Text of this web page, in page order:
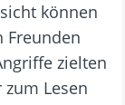
können
Freunden
zielten
Lesen